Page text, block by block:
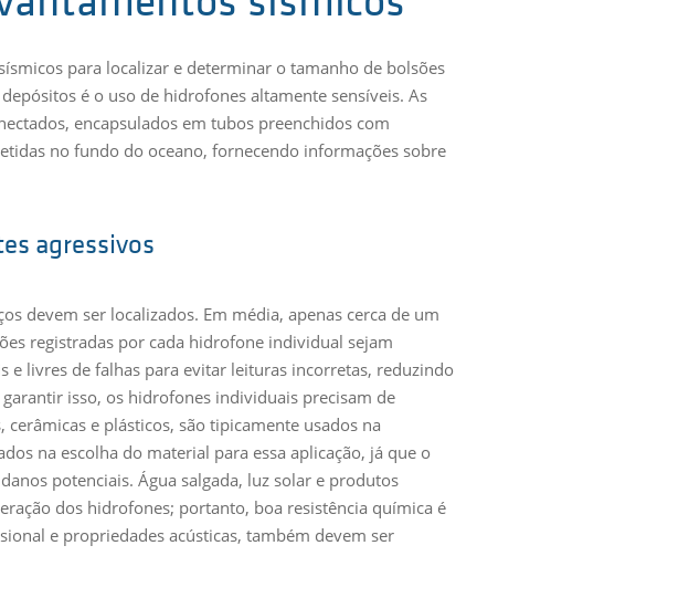
para localizar e determinar o tamanho de bolsões
é o uso de hidrofones altamente sensíveis. As
encapsulados em tubos preenchidos com
no fundo do oceano, fornecendo informações sobre
agressivos
devem ser localizados. Em média, apenas cerca de um
registradas por cada hidrofone individual sejam
e livres de falhas para evitar leituras incorretas, reduzindo
isso, os hidrofones individuais precisam de
e plásticos, são tipicamente usados na
na escolha do material para essa aplicação, já que o
potenciais. Água salgada, luz solar e produtos
dos hidrofones; portanto, boa resistência química é
e propriedades acústicas, também devem ser